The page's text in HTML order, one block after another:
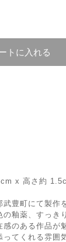
トに入れる
x 高さ約
豊町にて製作
釉薬、すっき
のある作品が
てくれる雰囲